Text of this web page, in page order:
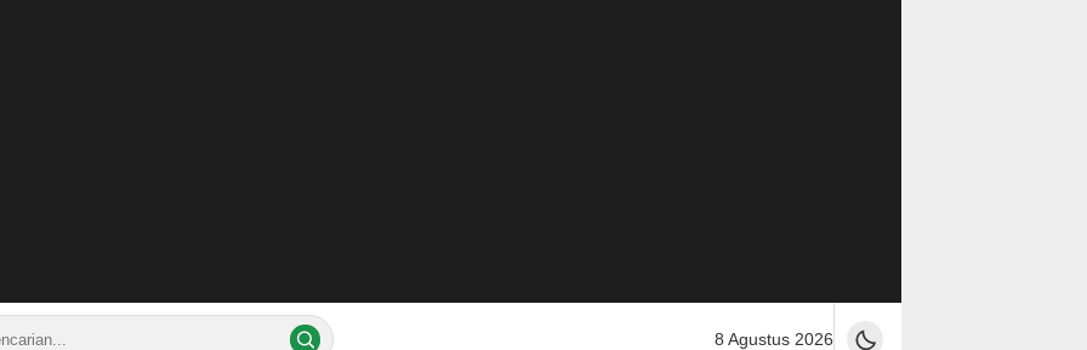
8 Agustus 2026